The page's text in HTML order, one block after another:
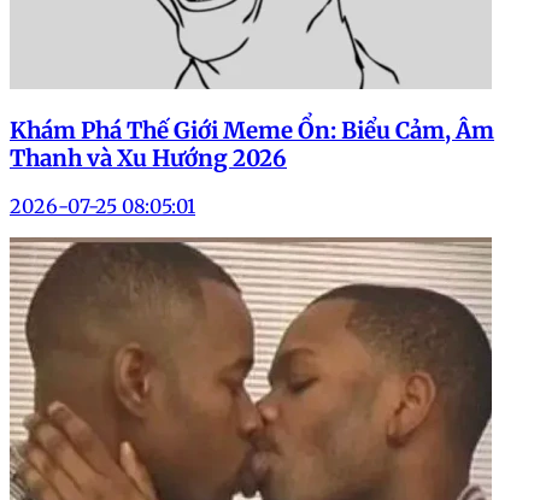
Khám Phá Thế Giới Meme Ổn: Biểu Cảm, Âm
Thanh và Xu Hướng 2026
2026-07-25 08:05:01